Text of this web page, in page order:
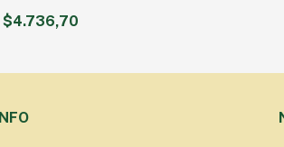
$4.736,70
INFO